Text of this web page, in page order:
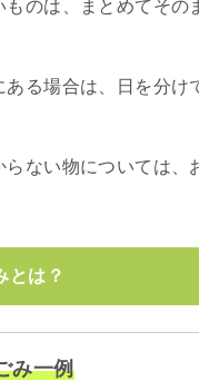
ものは、まとめてその
ある場合は、日を分け
らない物については、
とは？
み一例